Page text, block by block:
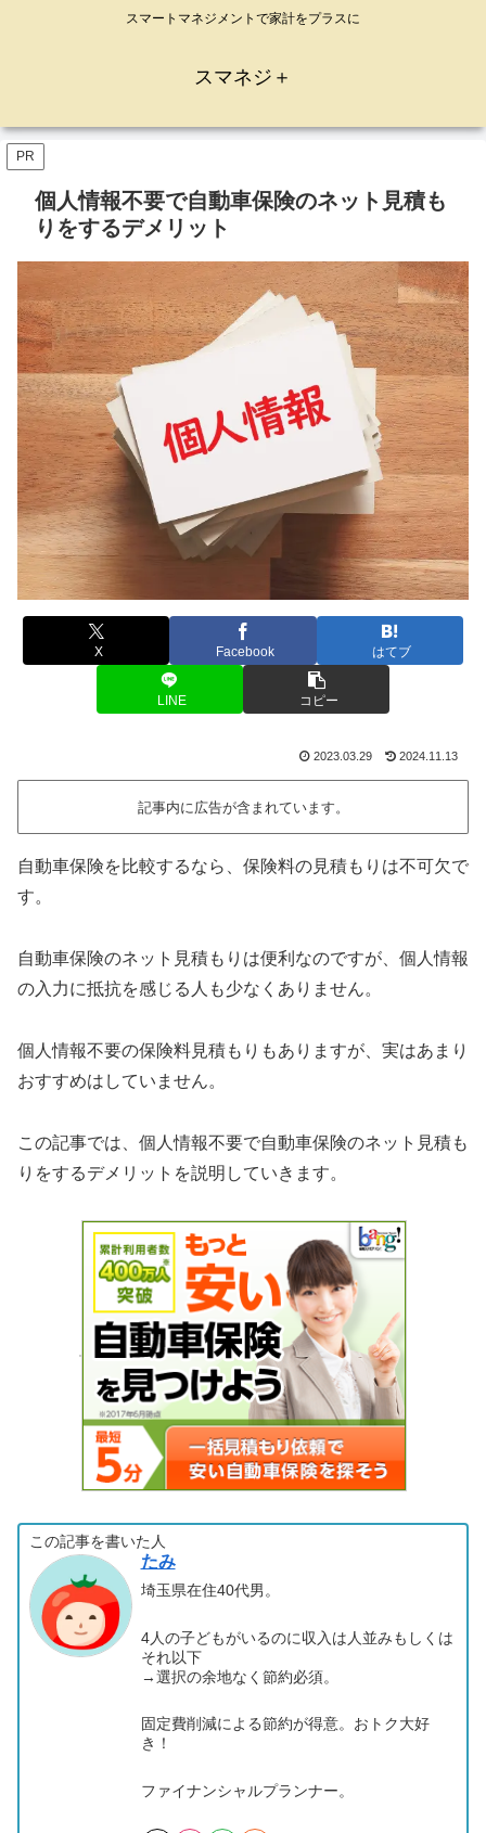
スマートマネジメントで家計をプラスに
スマネジ＋
PR
個人情報不要で自動車保険のネット見積も
りをするデメリット
X Facebook はてブ
LINE コピー
2023.03.29 2024.11.13
記事内に広告が含まれています。
自動車保険を比較するなら、保険料の見積もりは不可欠で
す。
自動車保険のネット見積もりは便利なのですが、個人情報
の入力に抵抗を感じる人も少なくありません。
個人情報不要の保険料見積もりもありますが、実はあまり
おすすめはしていません。
この記事では、個人情報不要で自動車保険のネット見積も
りをするデメリットを説明していきます。
この記事を書いた人
たみ
埼玉県在住40代男。
4人の子どもがいるのに収入は人並みもしくは
それ以下
→選択の余地なく節約必須。
固定費削減による節約が得意。おトク大好
き！
ファイナンシャルプランナー。